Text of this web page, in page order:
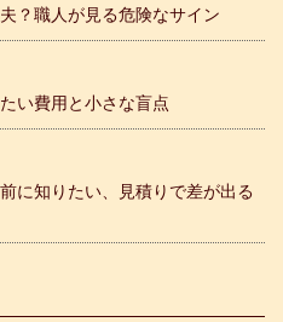
？職人が見る危険なサイン
い費用と小さな盲点
に知りたい、見積りで差が出る